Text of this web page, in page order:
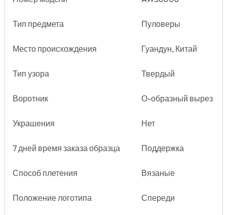
Тип предмета Пуловеры
Место происхождения Гуандун, Китай
Тип узора Твердый
Воротник О-образный вырез
Украшения Нет
7 дней время заказа образца Поддержка
Способ плетения Вязаные
Положение логотипа Спереди